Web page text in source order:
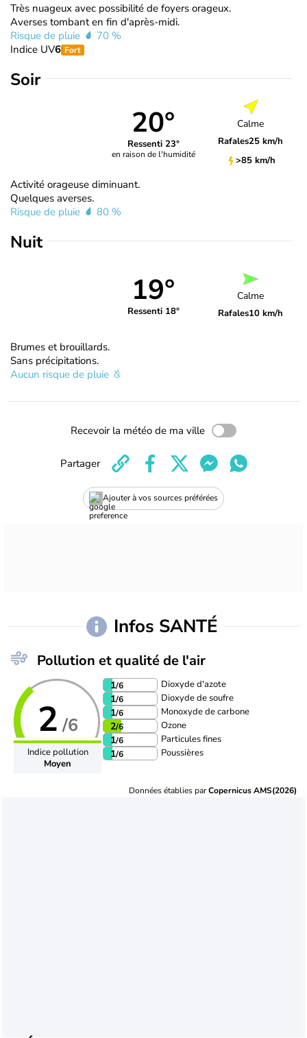
Très nuageux avec possibilité de foyers orageux.
Averses tombant en fin d'après-midi.
Risque de pluie
70 %
Indice UV6 Fort
Soir
20°
Ressenti 23°
en raison de l'humidité
Calme
Rafales25 km/h
>85 km/h
Activité orageuse diminuant.
Quelques averses.
Risque de pluie
80 %
Nuit
19°
Ressenti 18°
Calme
Rafales10 km/h
Brumes et brouillards.
Sans précipitations.
Aucun risque de pluie
Recevoir la météo de ma ville
Ajouter à vos sources préférées
Partager
Infos SANTÉ
Pollution et qualité de l'air
2 /6
Indice pollution
Moyen
1/6 Dioxyde d'azote
1/6 Dioxyde de soufre
1/6 Monoxyde de carbone
2/6 Ozone
1/6 Particules fines
1/6 Poussières
Données établies parCopernicus AMS(2026)